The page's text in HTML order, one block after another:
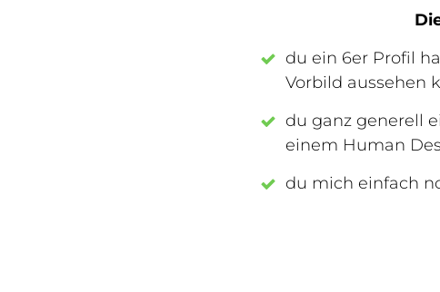
du ein 6er Profil
Vorbild aussehen
du ganz generell
einem Human
du mich einfach